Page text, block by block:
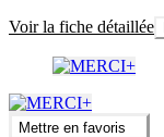
Voir la fiche détaillée
Mettre en favoris